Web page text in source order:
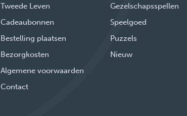
Tweede Leven
Cadeaubonnen
Bestelling plaatsen
Bezorgkosten
Algemene voorwaarden
Contact
Gezelschapsspellen
Speelgoed
Puzzels
Nieuw